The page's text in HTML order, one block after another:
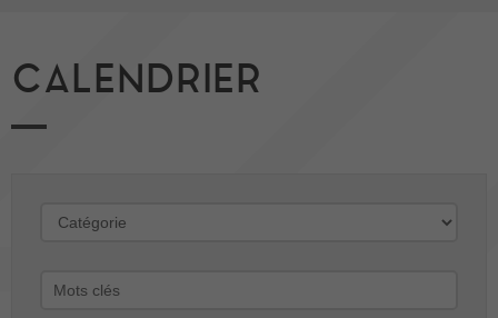
CALENDRIER